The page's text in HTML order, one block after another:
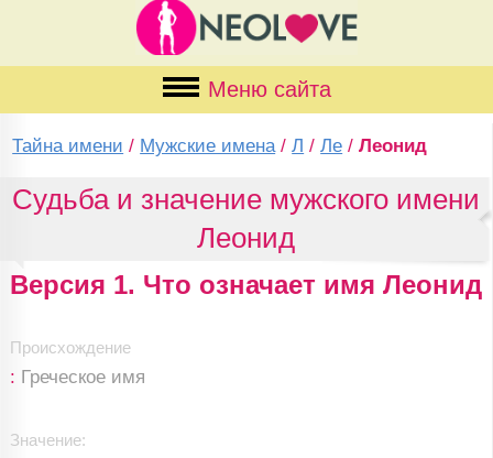
Меню сайта
Тайна имени / Мужские имена /Л /Ле /Леонид
Судьба и значение мужского имени
Леонид
Версия 1. Что означает имя Леонид
Происхождение
: Греческое имя
Значение: